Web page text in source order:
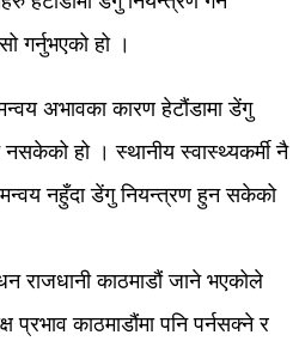
गर्नुभएको हो ।
अभावका कारण हेटौंडामा डेंगु
हो । स्थानीय स्वास्थ्यकर्मी नै
नहुँदा डेंगु नियन्त्रण हुन सकेको
राजधानी काठमाडौं जाने भएकोले
प्रभाव काठमाडौंमा पनि पर्नसक्ने र